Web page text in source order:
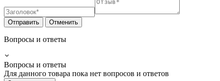
Отправить Отменить
Вопросы и ответы
Вопросы и ответы
Для данного товара пока нет вопросов и ответов